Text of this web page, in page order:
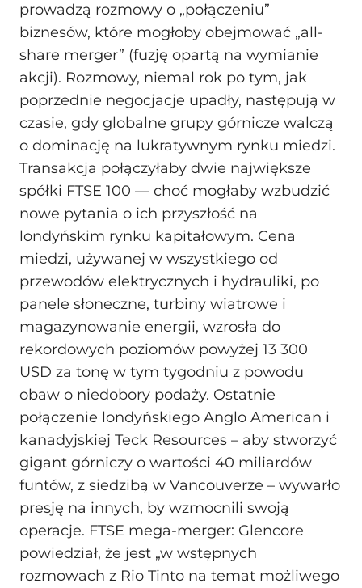
prowadzą rozmowy o „połączeniu”
biznesów, które mogłoby obejmować „all-
share merger” (fuzję opartą na wymianie
akcji). Rozmowy, niemal rok po tym, jak
poprzednie negocjacje upadły, następują w
czasie, gdy globalne grupy górnicze walczą
o dominację na lukratywnym rynku miedzi.
Transakcja połączyłaby dwie największe
spółki FTSE 100 — choć mogłaby wzbudzić
nowe pytania o ich przyszłość na
londyńskim rynku kapitałowym. Cena
miedzi, używanej w wszystkiego od
przewodów elektrycznych i hydrauliki, po
panele słoneczne, turbiny wiatrowe i
magazynowanie energii, wzrosła do
rekordowych poziomów powyżej 13 300
USD za tonę w tym tygodniu z powodu
obaw o niedobory podaży. Ostatnie
połączenie londyńskiego Anglo American i
kanadyjskiej Teck Resources – aby stworzyć
gigant górniczy o wartości 40 miliardów
funtów, z siedzibą w Vancouverze – wywarło
presję na innych, by wzmocnili swoją
operacje. FTSE mega-merger: Glencore
powiedział, że jest „w wstępnych
rozmowach z Rio Tinto na temat możliwego